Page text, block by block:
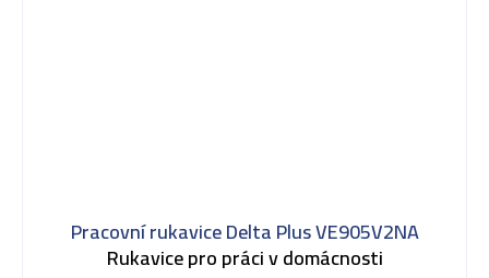
Pracovní rukavice Delta Plus VE905V2NA
Rukavice pro práci v domácnosti